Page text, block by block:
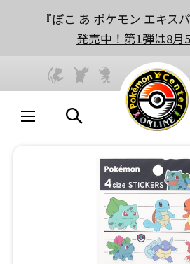
『ぽこ あ ポケモン エキス
発売中！第1弾は8月